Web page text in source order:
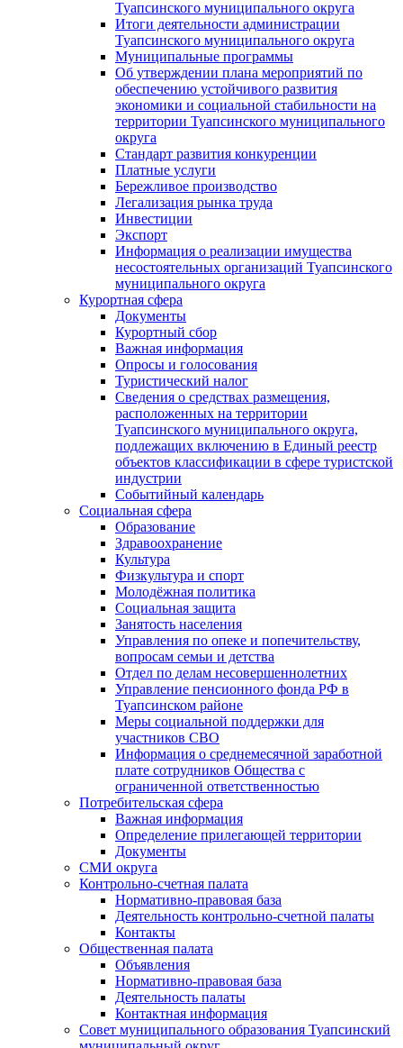
Туапсинского муниципального округа
Итоги деятельности администрации
Туапсинского муниципального округа
Муниципальные программы
Об утверждении плана мероприятий по
обеспечению устойчивого развития
экономики и социальной стабильности на
территории Туапсинского муниципального
округа
Стандарт развития конкуренции
Платные услуги
Бережливое производство
Легализация рынка труда
Инвестиции
Экспорт
Информация о реализации имущества
несостоятельных организаций Туапсинского
муниципального округа
Курортная сфера
Документы
Курортный сбор
Важная информация
Опросы и голосования
Туристический налог
Сведения о средствах размещения,
расположенных на территории
Туапсинского муниципального округа,
подлежащих включению в Единый реестр
объектов классификации в сфере туристской
индустрии
Событийный календарь
Социальная сфера
Образование
Здравоохранение
Культура
Физкультура и спорт
Молодёжная политика
Социальная защита
Занятость населения
Управления по опеке и попечительству,
вопросам семьи и детства
Отдел по делам несовершеннолетних
Управление пенсионного фонда РФ в
Туапсинском районе
Меры социальной поддержки для
участников СВО
Информация о среднемесячной заработной
плате сотрудников Общества с
ограниченной ответственностью
Потребительская сфера
Важная информация
Определение прилегающей территории
Документы
СМИ округа
Контрольно-счетная палата
Нормативно-правовая база
Деятельность контрольно-счетной палаты
Контакты
Общественная палата
Объявления
Нормативно-правовая база
Деятельность палаты
Контактная информация
Совет муниципального образования Туапсинский